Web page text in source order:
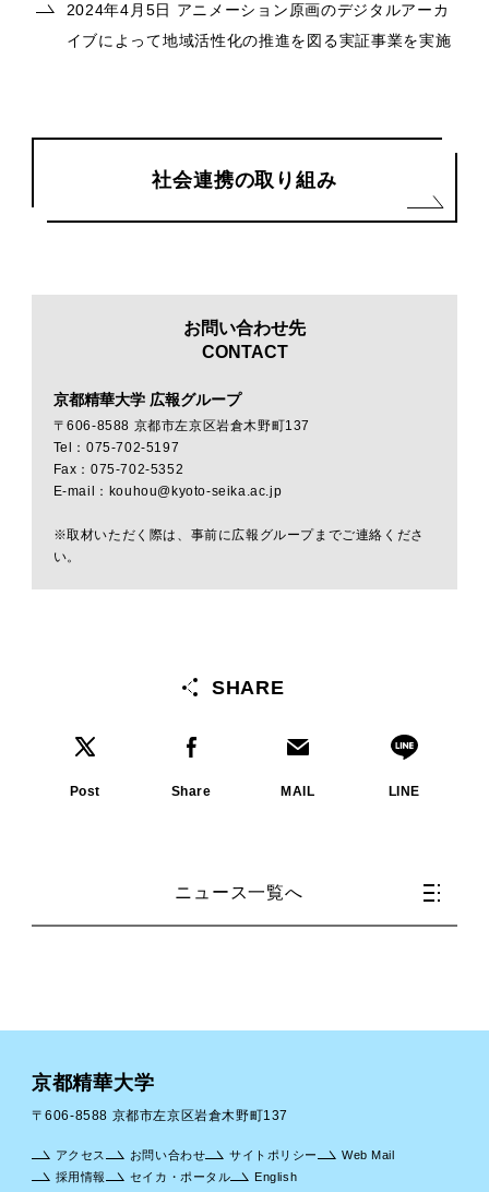
2024年4月5日 アニメーション原画のデジタルアーカ
イブによって地域活性化の推進を図る実証事業を実施
社会連携の取り組み
お問い合わせ先
CONTACT
京都精華大学 広報グループ
〒606-8588 京都市左京区岩倉木野町137
Tel：075-702-5197
Fax：075-702-5352
E-mail：kouhou@kyoto-seika.ac.jp
※取材いただく際は、事前に広報グループまでご連絡くださ
い。
SHARE
Post Share MAIL LINE
ニュース一覧へ
京都精華大学
〒606-8588 京都市左京区岩倉木野町137
アクセス お問い合わせ サイトポリシー
Web Mail
採用情報
セイカ・ポータル English